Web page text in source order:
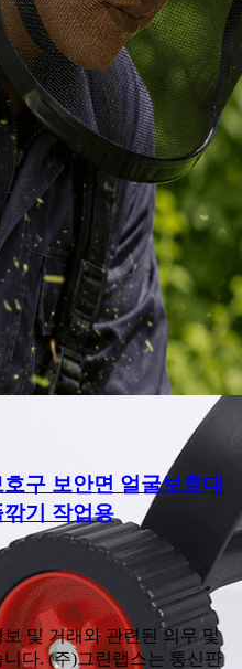
구 보안면 얼굴보호대
기 작업용
및 거래와 관련된 의무 및
다. (주)그린랩스는 통신판